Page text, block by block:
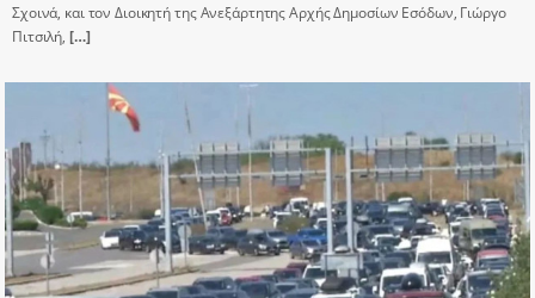
Σχοινά, και τον Διοικητή της Ανεξάρτητης Αρχής Δημοσίων Εσόδων, Γιώργο
Πιτσιλή, […]